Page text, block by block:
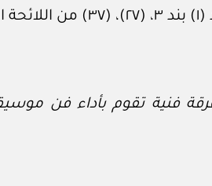
فنية تقوم بأداء فن